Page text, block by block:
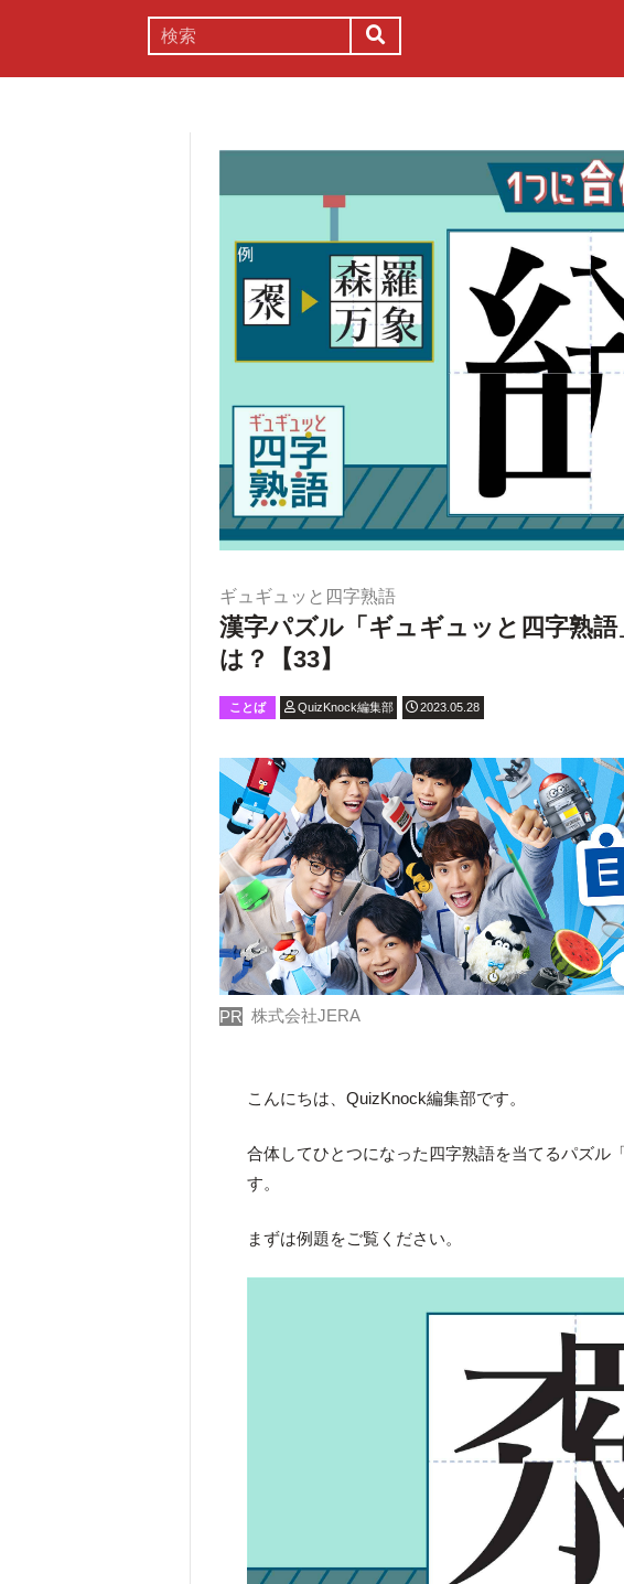
ギュギュッと四字熟語
漢字パズル「ギュギュッと四字熟
は？【33】
ことば QuizKnock編集部 2023.05.28
PR 株式会社JERA
こんにちは、QuizKnock編集部です。
合体してひとつになった四字熟語を当てるパズル
す。
まずは例題をご覧ください。